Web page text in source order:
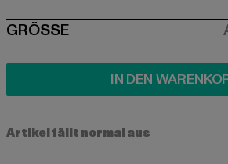
SIZE
GRÖSSE
IN DEN
Artikel fällt normal aus